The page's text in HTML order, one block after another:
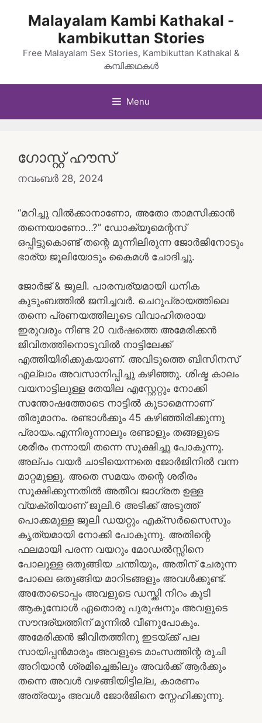
Malayalam Kambi Kathakal -
kambikuttan Stories
Free Malayalam Sex Stories, Kambikuttan Kathakal &
കമ്പിക്കഥകൾ
Menu
ഗോസ്റ്റ് ഹൗസ്
നവംബർ 28, 2024
“മറിച്ചു വിൽക്കാനാണോ, അതോ താമസിക്കാൻ
തന്നെയാണോ…?” ഡോക്യൂമെന്റസ്
ഒപ്പിട്ടുകൊണ്ട് തന്റെ മുന്നിലിരുന്ന ജോർജിനോടും
ഭാര്യ ജൂലിയോടും കൈമൾ ചോദിച്ചു.
ജോർജ് & ജൂലി. പാരമ്പര്യമായി ധനിക
കുടുംബത്തിൽ ജനിച്ചവർ. ചെറുപ്രായത്തിലെ
തന്നെ പ്രണയത്തിലൂടെ വിവാഹിതരായ
ഇരുവരും നീണ്ട 20 വർഷത്തെ അമേരിക്കൻ
ജീവിതത്തിനൊടുവിൽ നാട്ടിലേക്ക്
എത്തിയിരിക്കുകയാണ്. അവിടുത്തെ ബിസിനസ്‌
എല്ലാം അവസാനിപ്പിച്ചു കഴിഞ്ഞു. ശിഷ്ട കാലം
വയനാട്ടിലുള്ള തേയില എസ്റ്റേറ്റും നോക്കി
സന്തോഷത്തോടെ നാട്ടിൽ കൂടാമെന്നാണ്
തീരുമാനം. രണ്ടാൾക്കും 45 കഴിഞ്ഞിരിക്കുന്നു
പ്രായം.എന്നിരുന്നാലും രണ്ടാളും തങ്ങളുടെ
ശരീരം നന്നായി തന്നെ സൂക്ഷിച്ചു പോകുന്നു.
അല്പം വയർ ചാടിയെന്നതെ ജോർജിനിൽ വന്ന
മാറ്റമുള്ളൂ. അതെ സമയം തന്റെ ശരീരം
സൂക്ഷിക്കുന്നതിൽ അതീവ ജാഗ്രത ഉള്ള
വ്യക്തിയാണ് ജൂലി.6 അടിക്ക് അടുത്ത്
പൊക്കമുള്ള ജൂലി ഡയറ്റും എക്സർസൈസും
കൃത്യമായി നോക്കി പോകുന്നു. അതിന്റെ
ഫലമായി പരന്ന വയറും മോഡൽസ്സിനെ
പോലുള്ള ഒതുങ്ങിയ ചന്തിയും, അതിന് ചേരുന്ന
പോലെ ഒതുങ്ങിയ മാറിടങ്ങളും അവൾക്കുണ്ട്.
അതോടൊപ്പം അവളുടെ ഡസ്ക്കി നിറം കൂടി
ആകുമ്പോൾ ഏതൊരു പുരുഷനും അവളുടെ
സൗന്ദര്യത്തിന് മുന്നിൽ വീണുപോകും.
അമേരിക്കൻ ജീവിതത്തിനു ഇടയ്ക്ക് പല
സായിപ്പൻമാരും അവളുടെ മാംസത്തിന്റ രുചി
അറിയാൻ ശ്രമിച്ചെങ്കിലും അവർക്ക് ആർക്കും
തന്നെ അവൾ വഴങ്ങിയിട്ടില്ല, കാരണം
അത്രയും അവൾ ജോർജിനെ സ്നേഹിക്കുന്നു.